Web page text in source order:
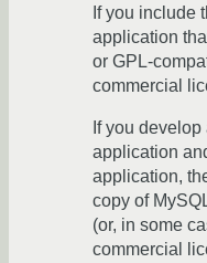
If you include
application
or GPL-
commercial
If you
application
application,
copy of
(or, in some
commercial